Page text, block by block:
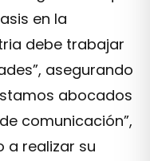
en la
debe trabajar
asegurando
abocados
comunicación”,
a realizar su